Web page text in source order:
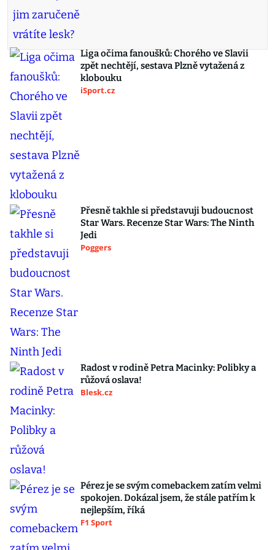
Liga očima fanoušků: Chorého ve Slavii
zpět nechtějí, sestava Plzně vytažená z
klobouku
iSport.cz
Přesně takhle si představuji budoucnost
Star Wars. Recenze Star Wars: The Ninth
Jedi
Poggers
Radost v rodině Petra Macinky: Polibky a
růžová oslava!
Blesk.cz
Pérez je se svým comebackem zatím velmi
spokojen. Dokázal jsem, že stále patřím k
nejlepším, říká
F1 Sport